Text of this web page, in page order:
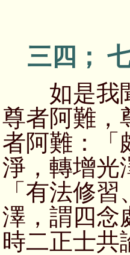
三四；
如是我聞
尊者阿難，
者阿難：「
淨，轉增光
「有法修
澤，謂四念
時二正士共